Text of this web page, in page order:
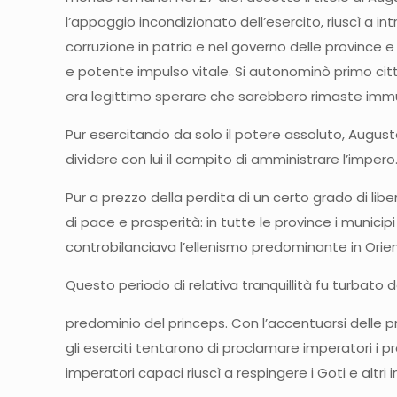
l’appoggio incondizionato dell’esercito, riuscì a
corruzione in patria e nel governo delle province
e potente impulso vitale. Si autonominò primo
era legittimo sperare che sarebbero rimaste
Pur esercitando da solo il potere assoluto,
dividere con lui il compito di amministrare
Pur a prezzo della perdita di un certo grado di
di pace e prosperità: in tutte le province i
controbilanciava l’ellenismo predominante in
Questo periodo di relativa tranquillità fu turbato
predominio del princeps. Con l’accentuarsi delle
gli eserciti tentarono di proclamare imperatori i
imperatori capaci riuscì a respingere i Goti e altri